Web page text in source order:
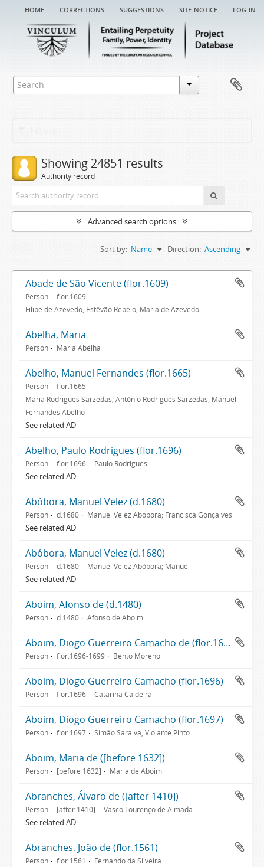
home corrections suggestions site notice log in
Showing 24851 results
Authority record
Advanced search options
Sort by: Name Direction: Ascending
Abade de São Vicente (flor.1609)
Person
flor.1609
Filipe de Azevedo, Estêvão Rebelo, Maria de Azevedo
Abelha, Maria
Person Maria Abelha
Abelho, Manuel Fernandes (flor.1665)
Person
flor.1665
Maria Rodrigues Sarzedas; António Rodrigues Sarzedas, Manuel
Fernandes Abelho
See related AD
Abelho, Paulo Rodrigues (flor.1696)
Person flor.1696 Paulo Rodrigues
See related AD
Abóbora, Manuel Velez (d.1680)
Person d.1680 Manuel Velez Abóbora; Francisca Gonçalves
See related AD
Abóbora, Manuel Velez (d.1680)
Person d.1680 Manuel Velez Abóbora; Manuel
See related AD
Aboim, Afonso de (d.1480)
Person d.1480 Afonso de Aboim
Aboim, Diogo Guerreiro Camacho de (flor.1696-1699)
Person flor.1696-1699 Bento Moreno
Aboim, Diogo Guerreiro Camacho (flor.1696)
Person flor.1696 Catarina Caldeira
Aboim, Diogo Guerreiro Camacho (flor.1697)
Person flor.1697 Simão Saraiva, Violante Pinto
Aboim, Maria de ([before 1632])
Person [before 1632] Maria de Aboim
Abranches, Álvaro de ([after 1410])
Person [after 1410] Vasco Lourenço de Almada
See related AD
Abranches, João de (flor.1561)
Person flor.1561 Fernando da Silveira